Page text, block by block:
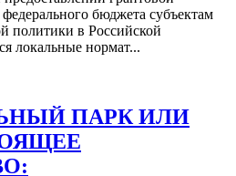
бюджета субъектам
политики в Российской
локальные нормат...
ПАРК ИЛИ